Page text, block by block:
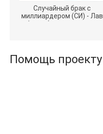
Случайный брак с
миллиардером (СИ) - Лав
Агата (полная версия
Помощь проекту